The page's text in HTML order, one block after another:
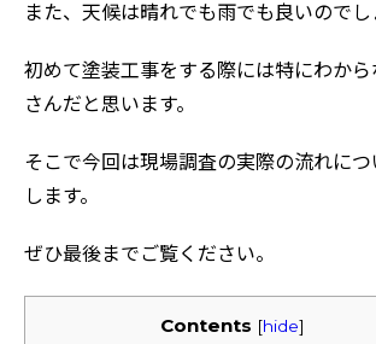
また、天候は晴れでも雨でも良いのでし
初めて塗装工事をする際には特にわから
さんだと思います。
そこで今回は現場調査の実際の流れに
します。
ぜひ最後までご覧ください。
Contents [hide]